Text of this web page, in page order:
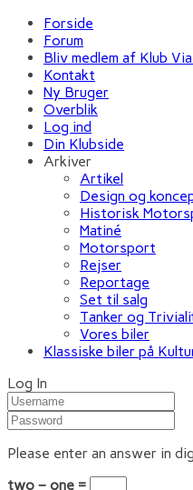
Forside
Forum
Bliv medlem af Klub
Kontakt
Ny Bruger
Overblik
Log ind
Din Klubside
Arkiver
Artikel
Design og
Historisk
Matiné
Motorsport
Rejser
Reportage
Set til salg
Tanker og
Vores biler
Klassiske biler på
Log In
Please enter an answer in
two − one =